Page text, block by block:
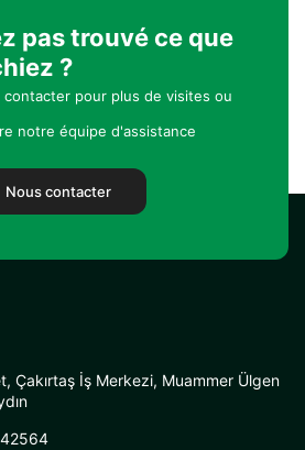
pas trouvé ce que
?
contacter pour plus de visites ou
notre équipe d'assistance
Nous contacter
Çakırtaş İş Merkezi, Muammer Ülgen